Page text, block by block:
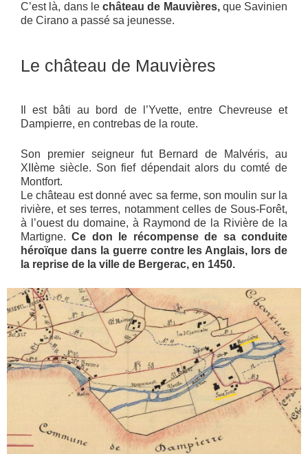
C’est là, dans le château de Mauvières, que Savinien
de Cirano a passé sa jeunesse.
Le château de Mauvières
Il est bâti au bord de l’Yvette, entre Chevreuse et
Dampierre, en contrebas de la route.
Son premier seigneur fut Bernard de Malvéris, au
XIIème siècle. Son fief dépendait alors du comté de
Montfort.
Le château est donné avec sa ferme, son moulin sur la
rivière, et ses terres, notamment celles de Sous-Forêt,
à l’ouest du domaine, à Raymond de la Rivière de la
Martigne.Ce don le récompense de sa conduite
héroïque dans la guerre contre les Anglais, lors de
la reprise de la ville de Bergerac, en 1450.